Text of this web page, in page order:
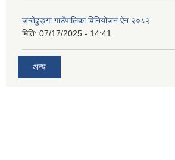
जन्तेढुङ्गा गाउँपालिका विनियोजन ऐन २०८२
मिति: 07/17/2025 - 14:41
अन्य